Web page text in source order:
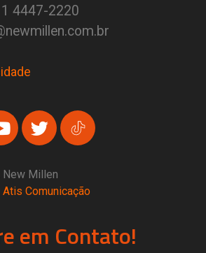
4447-2220
Millen
Atis Comunicação
em Contato!